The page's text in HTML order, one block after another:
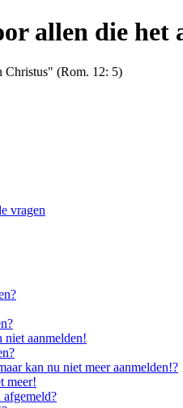
allen die het
Christus" (Rom. 12: 5)
vragen
niet aanmelden!
kan nu niet meer aanmelden!?
meer!